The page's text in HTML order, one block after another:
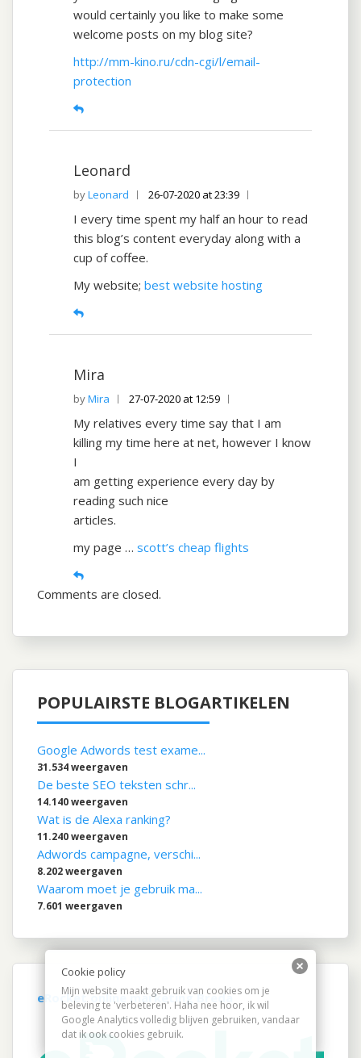
would certainly you like to make some
welcome posts on my blog site?
http://mm-kino.ru/cdn-cgi/l/email-
protection
Leonard
Leonard 26-07-2020 at 23:39
I every time spent my half an hour to read
this blog’s content everyday along with a
cup of coffee.
My website; best website hosting
Mira
Mira 27-07-2020 at 12:59
My relatives every time say that I am
killing my time here at net, however I know
I
am getting experience every day by
reading such nice
articles.
my page … scott’s cheap flights
Comments are closed.
POPULAIRSTE BLOGARTIKELEN
Google Adwords test exame...
31.534 weergaven
De beste SEO teksten schr...
14.140 weergaven
Wat is de Alexa ranking?
11.240 weergaven
Adwords campagne, verschi...
8.202 weergaven
Waarom moet je gebruik ma...
7.601 weergaven
eRocket online marketing Breda
Cookie policy
Mijn website maakt gebruik van cookies om je
beleving te 'verbeteren'. Haha nee hoor, ik wil
Google Analytics volledig blijven gebruiken, vandaar
dat ik ook cookies gebruik.